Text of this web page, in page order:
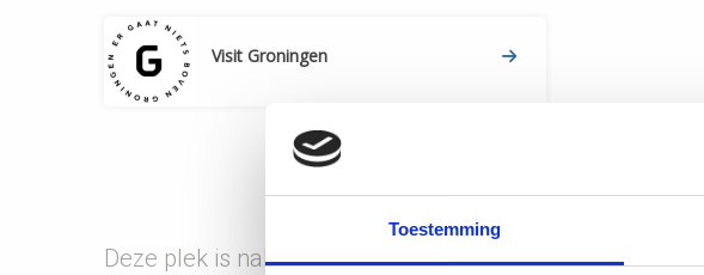
Toestemming
Visit Groningen
Deze plek is nabij onderstaande route(s)